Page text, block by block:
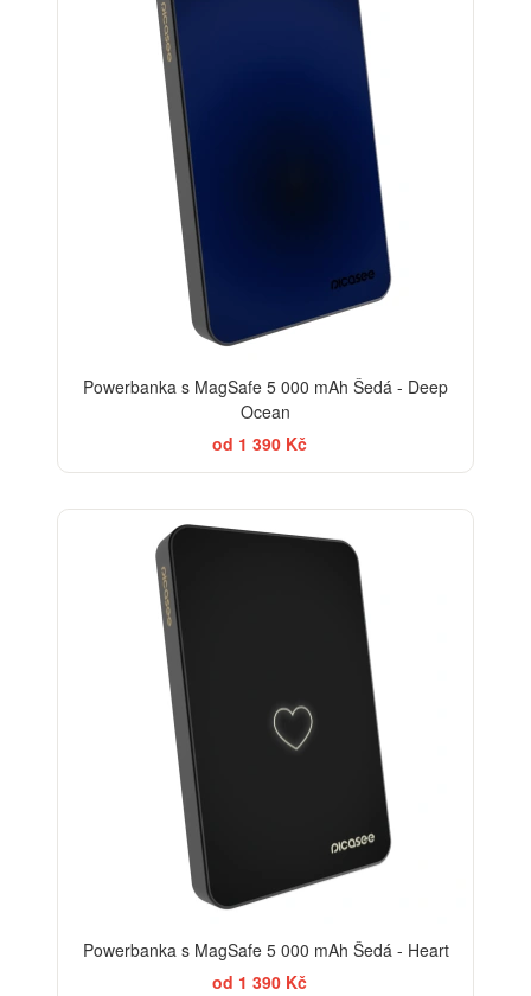
Powerbanka s MagSafe 5 000 mAh Šedá - Deep
Ocean
od 1 390 Kč
Powerbanka s MagSafe 5 000 mAh Šedá - Heart
od 1 390 Kč